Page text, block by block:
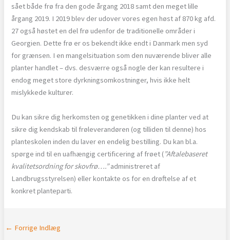
sået både frø fra den gode årgang 2018 samt den meget lille
årgang 2019. I 2019 blev der udover vores egen høst af 870 kg afd.
27 også høstet en del frø udenfor de traditionelle områder i
Georgien. Dette frø er os bekendt ikke endt i Danmark men syd
for grænsen. I en mangelsituation som den nuværende bliver alle
planter handlet – dvs. desværre også nogle der kan resultere i
endog meget store dyrkningsomkostninger, hvis ikke helt
mislykkede kulturer.
Du kan sikre dig herkomsten og genetikken i dine planter ved at
sikre dig kendskab til frøleverandøren (og tilliden til denne) hos
planteskolen inden du laver en endelig bestilling. Du kan bl.a.
spørge ind til en uafhængig certificering af frøet (”Aftalebaseret
kvalitetsordning for skovfrø….”administreret af
Landbrugsstyrelsen) eller kontakte os for en drøftelse af et
konkret planteparti.
← Forrige Indlæg